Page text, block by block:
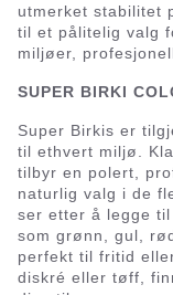
utmerket stabilitet
til et pålitelig valg
miljøer,
SUPER BIRKI
Super Birkis er
til ethvert miljø.
tilbyr en polert,
naturlig valg i de
ser etter å legge
som grønn, gul,
perfekt til fritid
diskré eller tøff,